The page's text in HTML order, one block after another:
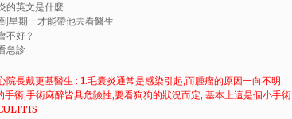
的英文是什麼
星期一才能帶他去看醫生
不好﹖
急診
院長戴更基醫生 : 1.毛囊炎通常是感染引起,而腫瘤的原因一向不明,
手術,手術麻醉皆具危險性,要看狗狗的狀況而定, 基本上這是個小手術